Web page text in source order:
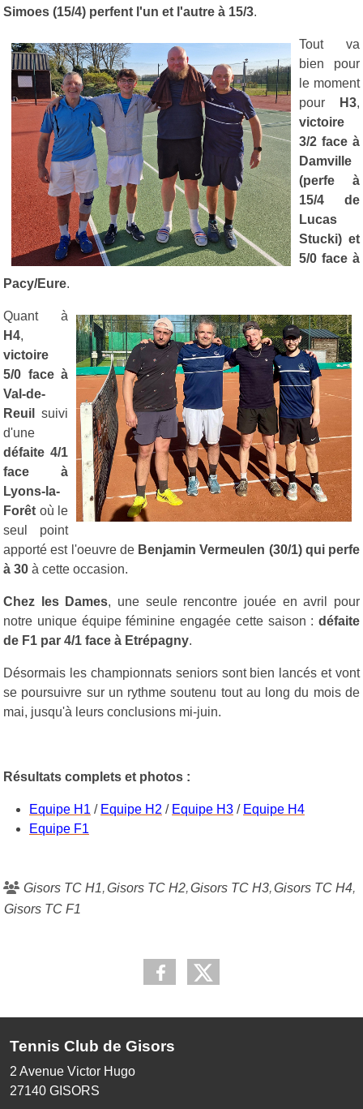
Simoes (15/4) perfent l'un et l'autre à 15/3.
Tout va
bien pour
le moment
pour
H3,
victoire
3/2 face à
Damville
(perfe à
15/4 de
Lucas
Stucki) et
5/0 face à
Pacy/Eure.
Quant à
H4,
victoire
5/0 face à
Val-de-
Reuil
suivi
d'une
défaite 4/1
face à
Lyons-la-
Forêt où le
seul point
apporté est l'oeuvre de Benjamin Vermeulen (30/1) qui perfe
à 30 à cette occasion.
Chez les Dames, une seule rencontre jouée en avril pour
notre unique équipe féminine engagée cette saison : défaite
de F1 par 4/1 face à Etrépagny.
Désormais les championnats seniors sont bien lancés et vont
se poursuivre sur un rythme soutenu tout au long du mois de
mai, jusqu'à leurs conclusions mi-juin.
Résultats complets et photos :
Equipe H1 / Equipe H2 / Equipe H3 / Equipe H4
Equipe F1
Gisors TC H1 Gisors TC H2 Gisors TC H3 Gisors TC H4
Gisors TC F1
Tennis Club de Gisors
2 Avenue Victor Hugo
27140 GISORS